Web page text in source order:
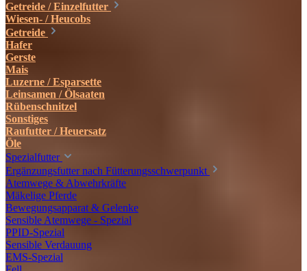
Getreide / Einzelfutter
Wiesen- / Heucobs
Getreide
Hafer
Gerste
Mais
Luzerne / Esparsette
Leinsamen / Ölsaaten
Rübenschnitzel
Sonstiges
Raufutter / Heuersatz
Öle
Spezialfutter
Ergänzungsfutter nach Fütterungsschwerpunkt
Atemwege & Abwehrkräfte
Mäkelige Pferde
Bewegungsapparat & Gelenke
Sensible Atemwege - Spezial
PPID-Spezial
Sensible Verdauung
EMS-Spezial